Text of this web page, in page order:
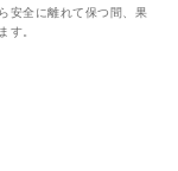
安全に離れて保つ間、果
す。